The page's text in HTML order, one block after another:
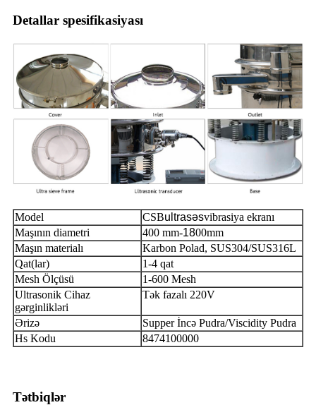
Detallar spesifikasiyası
Model CSBultrasəsvibrasiya ekranı
Maşının diametri
400 mm-1800mm
Maşın materialı
Karbon Polad, SUS304/SUS316L
Qat(lar)
1-4 qat
Mesh Ölçüsü
1-600 Mesh
Ultrasonik Cihaz
gərginlikləri
Tək fazalı 220V
Ərizə
Supper İncə Pudra/Viscidity Pudra
Hs Kodu
8474100000
Tətbiqlər